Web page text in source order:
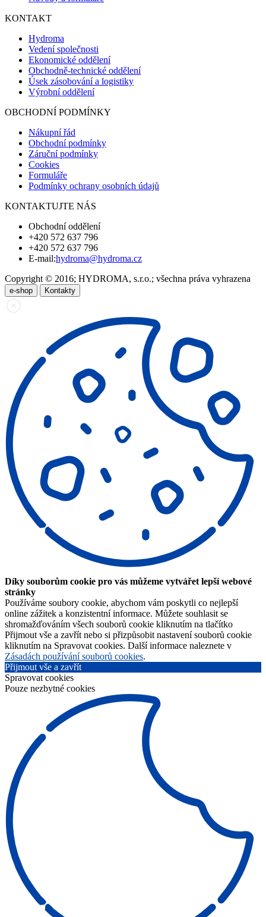
KONTAKT
Hydroma
Vedení společnosti
Ekonomické oddělení
Obchodně-technické oddělení
Úsek zásobování a logistiky
Výrobní oddělení
OBCHODNÍ PODMÍNKY
Nákupní řád
Obchodní podmínky
Záruční podmínky
Cookies
Formuláře
Podmínky ochrany osobních údajů
KONTAKTUJTE NÁS
Obchodní oddělení
+420 572 637 796
+420 572 637 796
E-mail:hydroma@hydroma.cz
Copyright © 2016; HYDROMA, s.r.o.; všechna práva vyhrazena
e-shop Kontakty
Díky souborům cookie pro vás můžeme vytvářet lepší webové
stránky
Používáme soubory cookie, abychom vám poskytli co nejlepší
online zážitek a konzistentní informace. Můžete souhlasit se
shromažďováním všech souborů cookie kliknutím na tlačítko
Přijmout vše a zavřít nebo si přizpůsobit nastavení souborů cookie
kliknutím na Spravovat cookies. Další informace naleznete v
Zásadách používání souborů cookies.
Přijmout vše a zavřít
Spravovat cookies
Pouze nezbytné cookies